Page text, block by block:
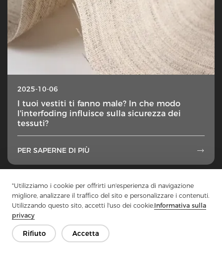
"Utilizziamo i cookie per offrirti un'esperienza di navigazione
migliore, analizzare il traffico del sito e personalizzare i contenuti.
Utilizzando questo sito, accetti l'uso dei cookie.Informativa sulla
privacy
Rifiuto Accetta
2025-10-06
I tuoi vestiti ti fanno male? In che modo
l'interfoding influisce sulla sicurezza dei
tessuti?
PER SAPERNE DI PIÙ 
1 ... 4 5 6 7 8 ... 50
Contattaci